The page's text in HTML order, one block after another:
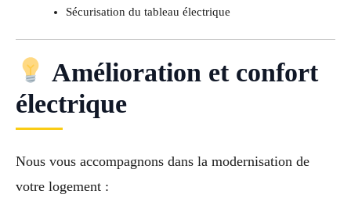
Sécurisation du tableau électrique
Amélioration et confort
électrique
Nous vous accompagnons dans la modernisation de
votre logement :